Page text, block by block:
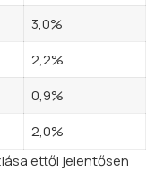
3,0%
2,2%
0,9%
2,0%
ettől jelentősen